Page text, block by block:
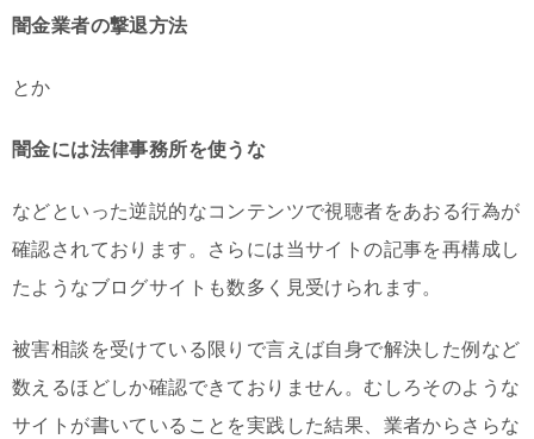
闇金業者の撃退方法
とか
闇金には法律事務所を使うな
などといった逆説的なコンテンツで視聴者をあおる行為が
確認されております。さらには当サイトの記事を再構成し
たようなブログサイトも数多く見受けられます。
被害相談を受けている限りで言えば自身で解決した例など
数えるほどしか確認できておりません。むしろそのような
サイトが書いていることを実践した結果、業者からさらな